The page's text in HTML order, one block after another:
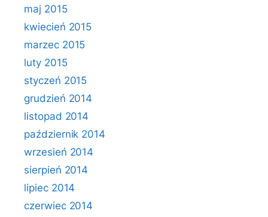
maj 2015
kwiecień 2015
marzec 2015
luty 2015
styczeń 2015
grudzień 2014
listopad 2014
październik 2014
wrzesień 2014
sierpień 2014
lipiec 2014
czerwiec 2014